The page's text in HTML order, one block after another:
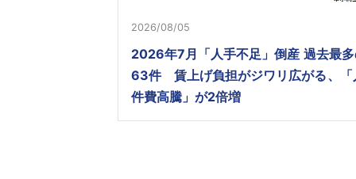
2026/08/05
2026年7月「人手不足」倒産 過去最
63件 賃上げ負担がジワリ広がる、「
件費高騰」が2倍増